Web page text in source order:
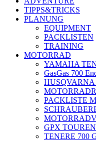
TIPPS&TRICKS
PLANUNG
EQUIPMENT
PACKLISTEN
TRAINING
MOTORRAD
YAMAHA
GasGas 700
HUSQVARNA
PACKLISTE
GPX
TENERE 700